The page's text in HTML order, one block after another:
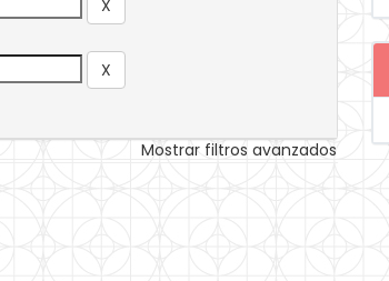
Mostrar filtros avanzados